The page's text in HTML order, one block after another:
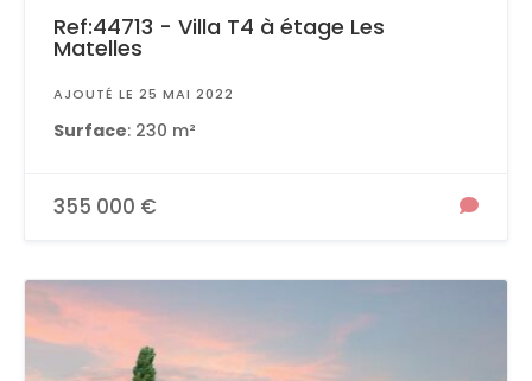
Ref:44713 - Villa T4 à étage Les
Matelles
AJOUTÉ LE 25 MAI 2022
Surface: 230 m²
355 000 €